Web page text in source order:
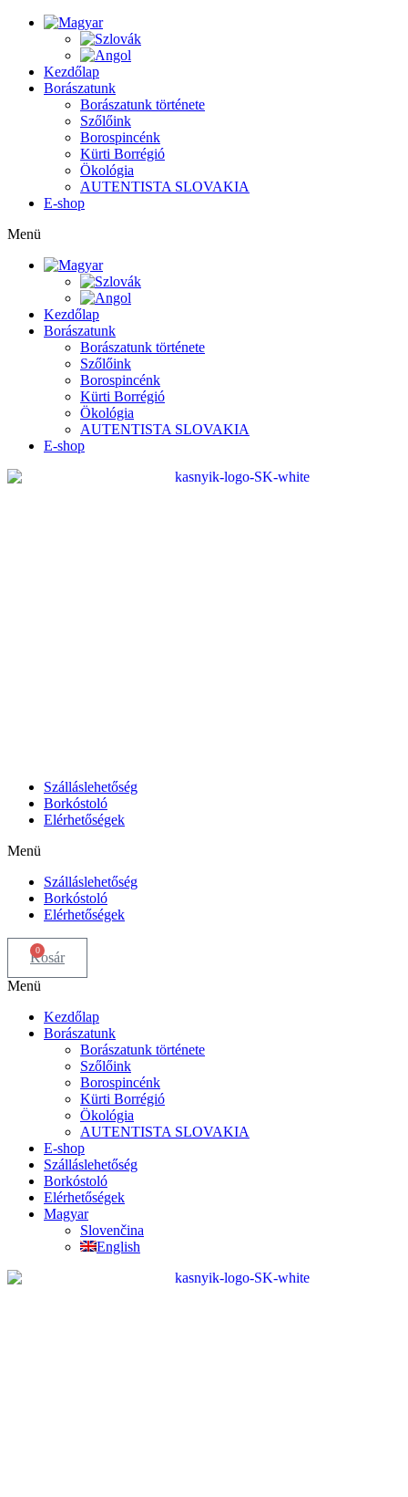
Kezdőlap
Borászatunk
Borászatunk története
Szőlőink
Borospincénk
Kürti Borrégió
Ökológia
AUTENTISTA SLOVAKIA
E-shop
Menü
Kezdőlap
Borászatunk
Borászatunk története
Szőlőink
Borospincénk
Kürti Borrégió
Ökológia
AUTENTISTA SLOVAKIA
E-shop
Szálláslehetőség
Borkóstoló
Elérhetőségek
Menü
Szálláslehetőség
Borkóstoló
Elérhetőségek
0
Kosár
Menü
Kezdőlap
Borászatunk
Borászatunk története
Szőlőink
Borospincénk
Kürti Borrégió
Ökológia
AUTENTISTA SLOVAKIA
E-shop
Szálláslehetőség
Borkóstoló
Elérhetőségek
Magyar
Slovenčina
English